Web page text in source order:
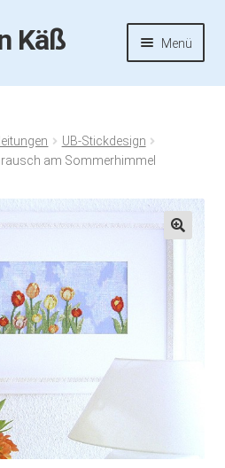
Käß Menü
UB-Stickdesign
am Sommerhimmel
🔍